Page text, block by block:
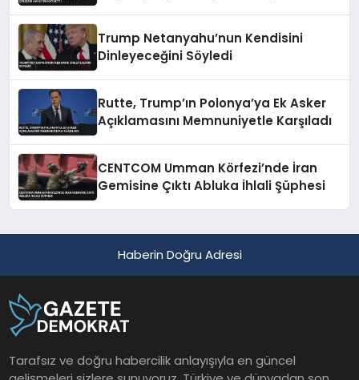
Trump Netanyahu’nun Kendisini
Dinleyeceğini Söyledi
Rutte, Trump’ın Polonya’ya Ek Asker
Açıklamasını Memnuniyetle Karşıladı
CENTCOM Umman Körfezi’nde İran
Gemisine Çıktı Abluka İhlali Şüphesi
Haberin Doğru Adresi
Tarafsız ve doğru habercilik anlayışıyla en güncel